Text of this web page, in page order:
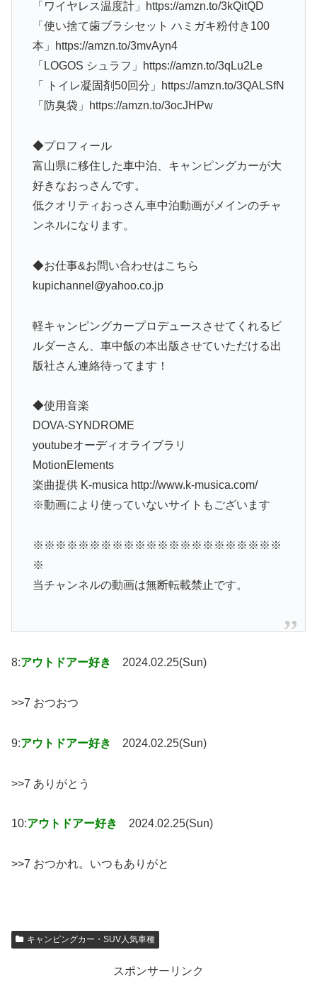
「ワイヤレス温度計」https://amzn.to/3kQitQD
「使い捨て歯ブラシセット ハミガキ粉付き100
本」https://amzn.to/3mvAyn4
「LOGOS シュラフ」https://amzn.to/3qLu2Le
「 トイレ凝固剤50回分」https://amzn.to/3QALSfN
「防臭袋」https://amzn.to/3ocJHPw
◆プロフィール
富山県に移住した車中泊、キャンピングカーが大
好きなおっさんです。
低クオリティおっさん車中泊動画がメインのチャ
ンネルになります。
◆お仕事&お問い合わせはこちら
kupichannel@yahoo.co.jp
軽キャンピングカープロデュースさせてくれるビ
ルダーさん、車中飯の本出版させていただける出
版社さん連絡待ってます！
◆使用音楽
DOVA-SYNDROME
youtubeオーディオライブラリ
MotionElements
楽曲提供 K-musica http://www.k-musica.com/
※動画により使っていないサイトもございます
※※※※※※※※※※※※※※※※※※※※※※
※
当チャンネルの動画は無断転載禁止です。
8:アウトドアー好き 2024.02.25(Sun)
>>7 おつおつ
9:アウトドアー好き 2024.02.25(Sun)
>>7 ありがとう
10:アウトドアー好き 2024.02.25(Sun)
>>7 おつかれ。いつもありがと
キャンピングカー・SUV人気車種
スポンサーリンク